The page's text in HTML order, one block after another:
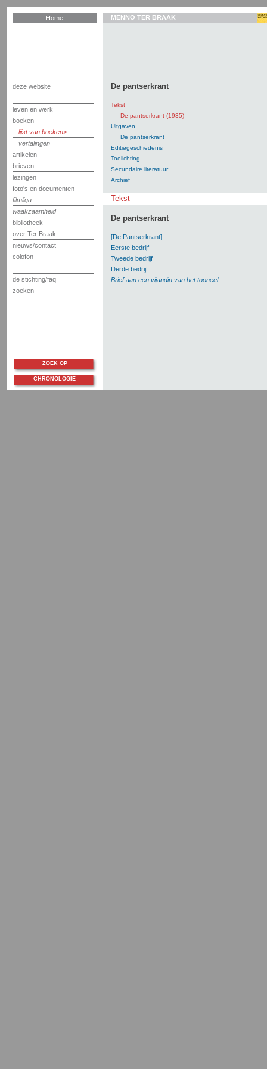
Home
deze website
leven en werk
boeken
lijst van boeken
vertalingen
artikelen
brieven
lezingen
foto's en documenten
filmliga
waakzaamheid
bibliotheek
over Ter Braak
nieuws/contact
colofon
de stichting/faq
zoeken
MENNO TER BRAAK
De pantserkrant
Tekst
De pantserkrant (1935)
Uitgaven
De pantserkrant
Editiegeschiedenis
Toelichting
Secundaire literatuur
Archief
Tekst
De pantserkrant
[De Pantserkrant]
Eerste bedrijf
Tweede bedrijf
Derde bedrijf
Brief aan een vijandin van het tooneel
ZOEK OP
CHRONOLOGIE